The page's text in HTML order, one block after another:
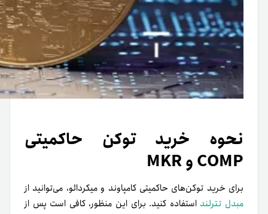
نحوه خرید توکن حاکمیتی
COMP و MKR
برای خرید توکن‌های حاکمیتی کامپاوند و میکردائو، می‌توانید از
مبدل تترلند استفاده کنید. برای این منظور، کافی است پس از